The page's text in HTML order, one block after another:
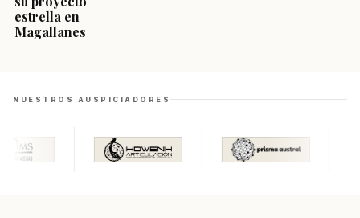
estrella en
Magallanes
NUESTROS AUSPICIADORES